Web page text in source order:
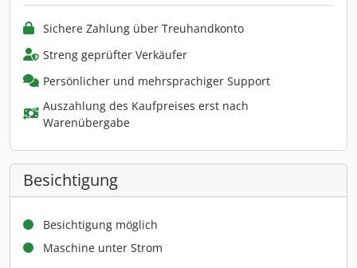
Sichere Zahlung über Treuhandkonto
Streng geprüfter Verkäufer
Persönlicher und mehrsprachiger Support
Auszahlung des Kaufpreises erst nach
Warenübergabe
Besichtigung
Besichtigung möglich
Maschine unter Strom